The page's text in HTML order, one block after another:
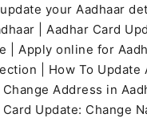
your Aadhaar
| Aadhar Card
| Apply online for
| How To Update
Address in
Update: Change